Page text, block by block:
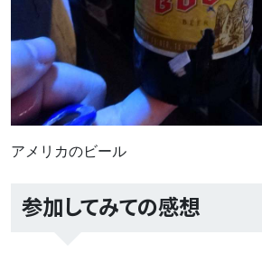
アメリカのビール
参加してみての感想